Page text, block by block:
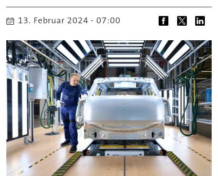
13. Februar 2024 - 07:00